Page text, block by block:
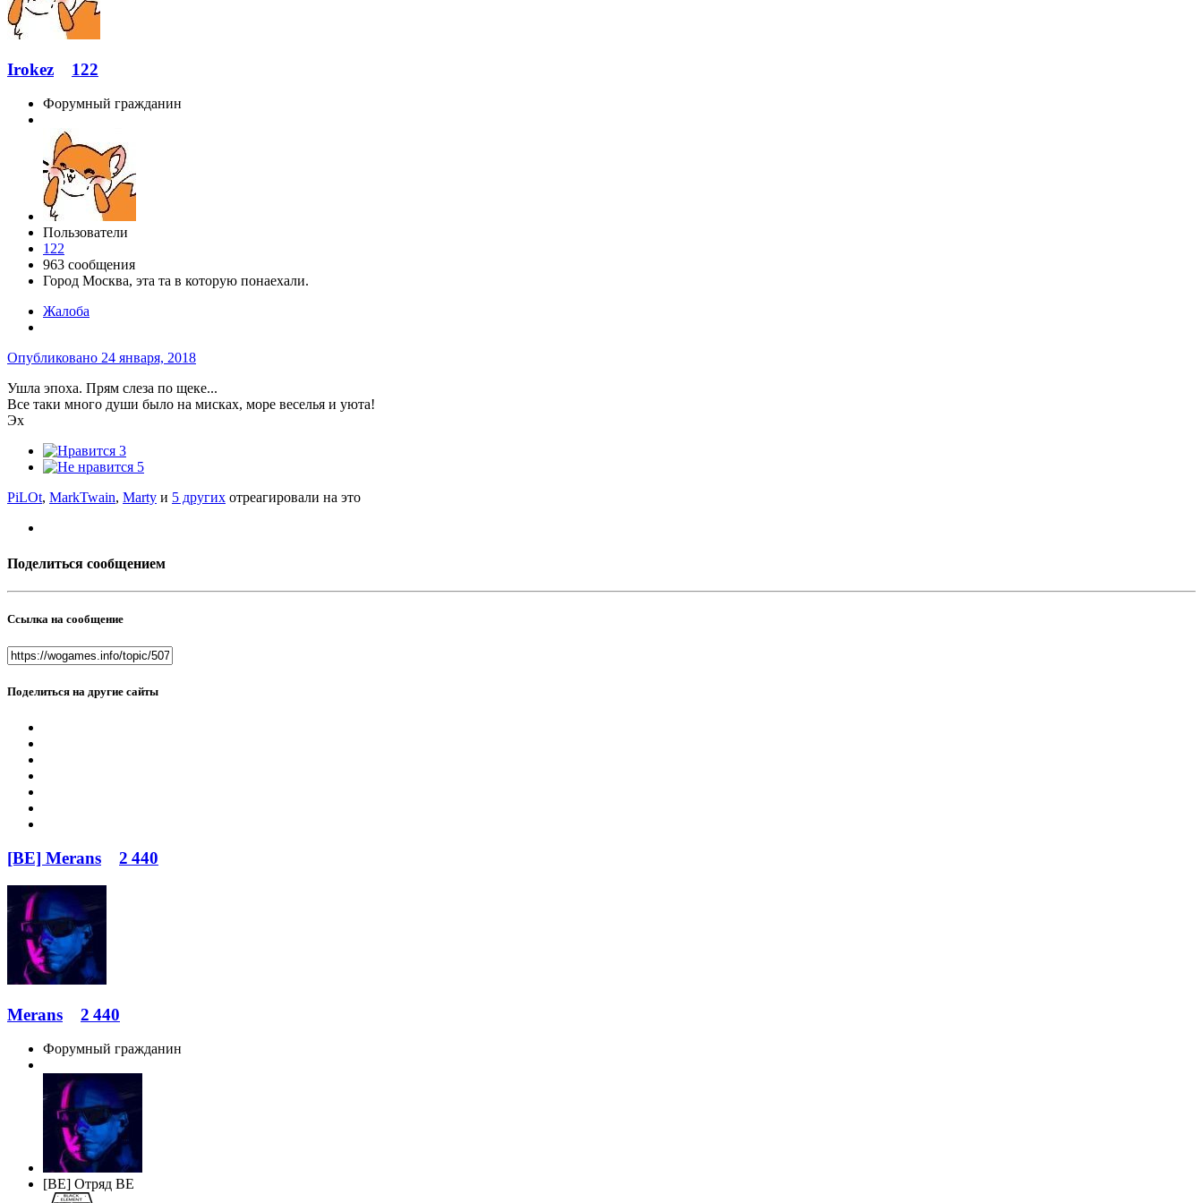
Irokez 122
Форумный гражданин
Пользователи
122
963 сообщения
Город Москва, эта та в которую понаехали.
Жалоба
Опубликовано 24 января, 2018
Ушла эпоха. Прям слеза по щеке...
Все таки много души было на мисках, море веселья и уюта!
Эх
3
5
PiLOt, MarkTwain, Marty и 5 других отреагировали на это
Поделиться сообщением
Ссылка на сообщение
Поделиться на другие сайты
[BE] Merans 2 440
Merans 2 440
Форумный гражданин
[BE] Отряд BE